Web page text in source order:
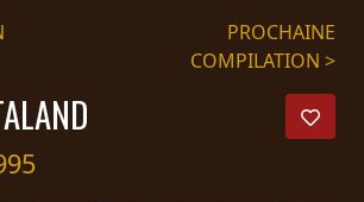
PROCHAINE
COMPILATION >